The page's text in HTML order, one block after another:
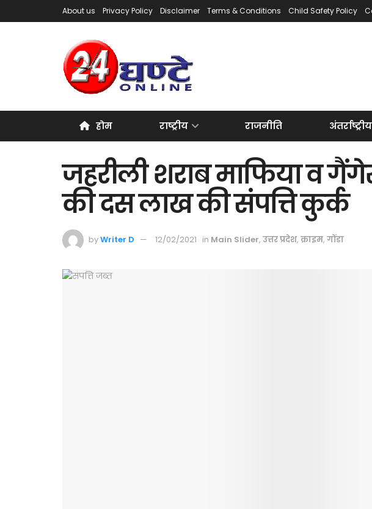
About us Privacy Policy Disclaimer Terms & Conditions Child Safety Policy
होम राष्ट्रीय राजनीति अंतर्राष्ट्रीय
जहरीली शराब माफिया व
की दस लाख की संपत्ति कुर्क
byWriter D 12/02/2021 in Main Slider, उत्तर प्रदेश, क्राइम, गोंडा